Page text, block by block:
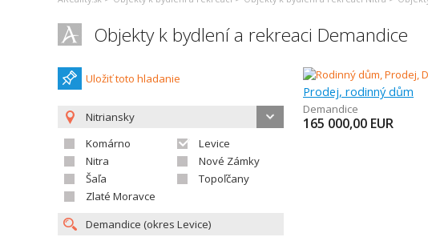
Objekty k bydlení a rekreaci Demandice
Uložiť toto hladanie
Nitriansky
Komárno
Levice
Nitra
Nové Zámky
Šaľa
Topoľčany
Zlaté Moravce
Prodej, rodinný dům
Demandice
165 000,00 EUR